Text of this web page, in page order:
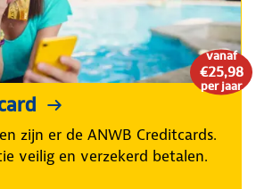
vanaf
€25,98
per jaar
zijn er de ANWB Creditcards.
veilig en verzekerd betalen.